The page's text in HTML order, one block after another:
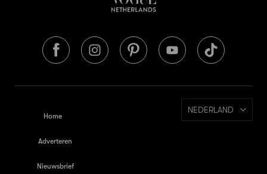
Home
Adverteren
Nieuwsbrief
NEDERLAND